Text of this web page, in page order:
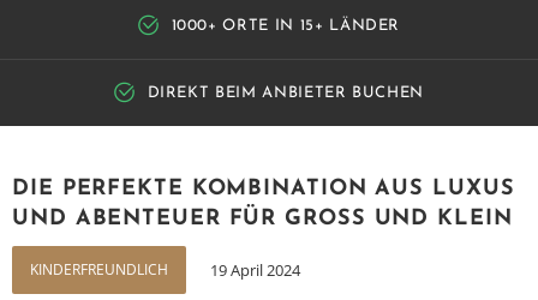
1000+ ORTE IN 15+ LÄNDER
DIREKT BEIM ANBIETER BUCHEN
DIE PERFEKTE KOMBINATION AUS LUXUS
UND ABENTEUER FÜR GROSS UND KLEIN
KINDERFREUNDLICH 19 April 2024